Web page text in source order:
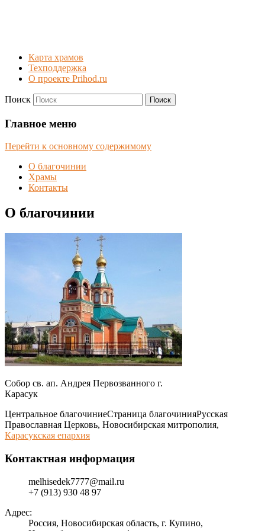
Карта храмов
Техподдержка
О проекте Prihod.ru
Центральное благочиние
Карасукской епархии
Поиск
Главное меню
Перейти к основному содержимому
О благочинии
Храмы
Контакты
О благочинии
Собор св. ап. Андрея Первозванного г.
Карасук
Центральное благочиниеСтраница благочинияРусская
Православная Церковь, Новосибирская митрополия,
Карасукская епархия
Контактная информация
melhisedek7777@mail.ru
+7 (913) 930 48 97
Адрес:
Россия, Новосибирская область, г. Купино,